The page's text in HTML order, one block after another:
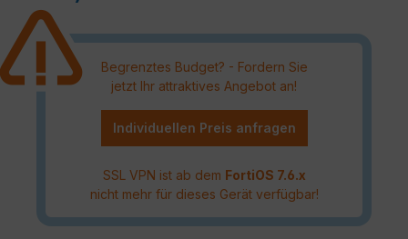
Begrenztes Budget? - Fordern Sie
jetzt Ihr attraktives Angebot an!
Individuellen Preis anfragen
SSL VPN ist ab dem FortiOS 7.6.x
nicht mehr für dieses Gerät verfügbar!